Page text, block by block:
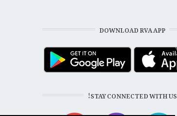
DOWNLOAD RVA APP
STAY CONNECTED WITH US!